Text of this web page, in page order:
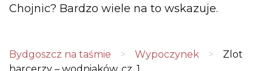
Chojnic? Bardzo wiele na to wskazuje.
Bydgoszcz na taśmie > Wypoczynek >
Zlot